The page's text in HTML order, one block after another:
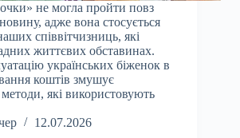
не могла пройти повз
адже вона стосується
співвітчизниць, які
життєвих обставинах.
українських біженок в
коштів змушує
які використовують
12.07.2026